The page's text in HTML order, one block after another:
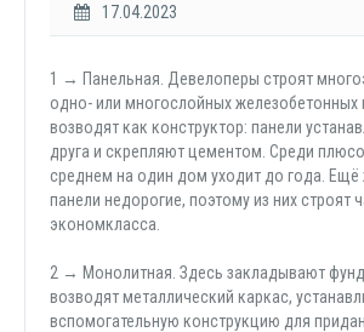
17.04.2023
1 → Панельная. Девелоперы строят
одно- или многослойных железобетонных
возводят как конструктор: панели
друга и скрепляют цементом. Среди
среднем на один дом уходит до года. Ещё
панели недорогие, поэтому из них строят
экономкласса.
2 → Монолитная. Здесь закладывают
возводят металлический каркас,
вспомогательную конструкцию для